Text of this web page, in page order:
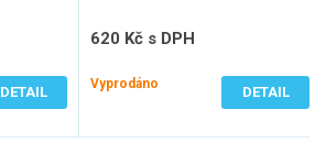
DETAIL
620 Kč s DPH
Vyprodáno
DETAIL